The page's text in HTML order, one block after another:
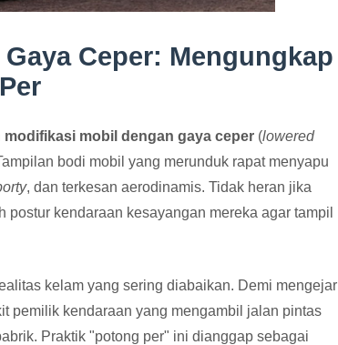
Ceper: Mengungkap
modifikasi mobil dengan gaya ceper (lowered
bodi mobil yang merunduk rapat menyapu
, dan terkesan aerodinamis. Tidak heran jika
kendaraan kesayangan mereka agar tampil
kelam yang sering diabaikan. Demi mengejar
pemilik kendaraan yang mengambil jalan pintas
Praktik "potong per" ini dianggap sebagai